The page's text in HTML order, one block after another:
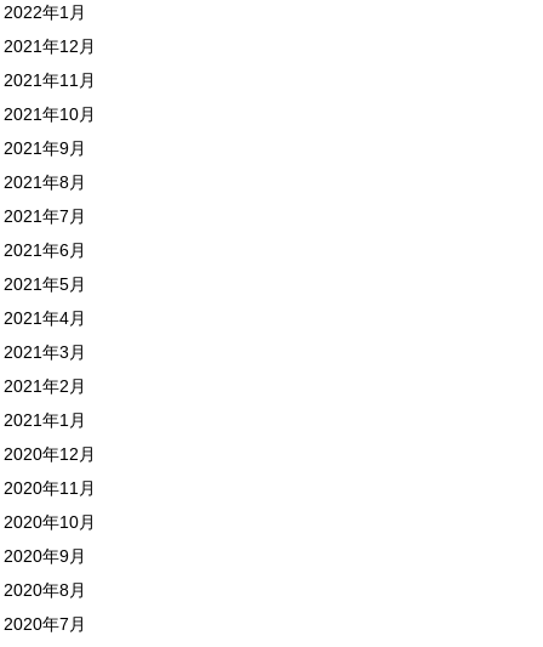
2022年1月
2021年12月
2021年11月
2021年10月
2021年9月
2021年8月
2021年7月
2021年6月
2021年5月
2021年4月
2021年3月
2021年2月
2021年1月
2020年12月
2020年11月
2020年10月
2020年9月
2020年8月
2020年7月